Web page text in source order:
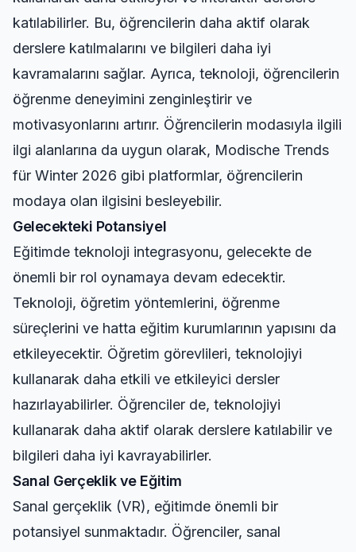
katılabilirler. Bu, öğrencilerin daha aktif olarak
derslere katılmalarını ve bilgileri daha iyi
kavramalarını sağlar. Ayrıca, teknoloji, öğrencilerin
öğrenme deneyimini zenginleştirir ve
motivasyonlarını artırır. Öğrencilerin modasıyla ilgili
ilgi alanlarına da uygun olarak, Modische Trends
für Winter 2026 gibi platformlar, öğrencilerin
modaya olan ilgisini besleyebilir.
Gelecekteki Potansiyel
Eğitimde teknoloji integrasyonu, gelecekte de
önemli bir rol oynamaya devam edecektir.
Teknoloji, öğretim yöntemlerini, öğrenme
süreçlerini ve hatta eğitim kurumlarının yapısını da
etkileyecektir. Öğretim görevlileri, teknolojiyi
kullanarak daha etkili ve etkileyici dersler
hazırlayabilirler. Öğrenciler de, teknolojiyi
kullanarak daha aktif olarak derslere katılabilir ve
bilgileri daha iyi kavrayabilirler.
Sanal Gerçeklik ve Eğitim
Sanal gerçeklik (VR), eğitimde önemli bir
potansiyel sunmaktadır. Öğrenciler, sanal